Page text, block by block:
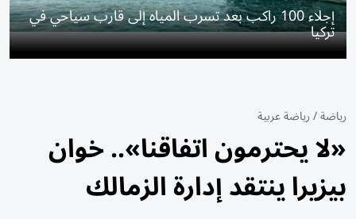
إجلاء 100 راكب بعد تسرب المياه إلى قارب سياحي في
تركيا
رياضة/رياضة عربية
«لا يحترمون اتفاقنا».. خوان
بيزيرا ينتقد إدارة الزمالك